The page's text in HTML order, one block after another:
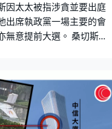
因太太被指涉貪並要出庭
出席執政黨一場主要的會
意提前大選。 桑切斯周
桑切斯：「在淨化與重生
顯著成就，但我們亦要認
，這亦非指『誰和誰又
多堅定，反貪力度和決